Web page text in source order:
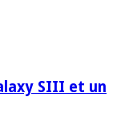
SIII et un